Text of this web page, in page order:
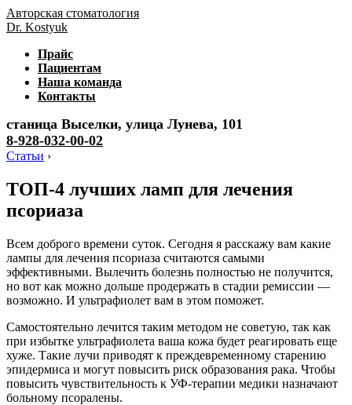
Авторская стоматология
Dr. Kostyuk
Прайс
Пациентам
Наша команда
Контакты
станица Выселки, улица Лунева, 101
8-928-032-00-02
Статьи ›
ТОП-4 лучших ламп для лечения
псориаза
Всем доброго времени суток. Сегодня я расскажу вам какие
лампы для лечения псориаза считаются самыми
эффективными. Вылечить болезнь полностью не получится,
но вот как можно дольше продержать в стадии ремиссии —
возможно. И ультрафиолет вам в этом поможет.
Самостоятельно лечится таким методом не советую, так как
при избытке ультрафиолета ваша кожа будет реагировать еще
хуже. Такие лучи приводят к преждевременному старению
эпидермиса и могут повысить риск образования рака. Чтобы
повысить чувствительность к УФ-терапии медики назначают
больному псоралены.